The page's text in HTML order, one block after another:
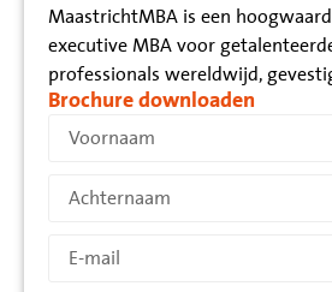
MaastrichtMBA is een
executive MBA voor
professionals wereldwijd,
Brochure downloaden